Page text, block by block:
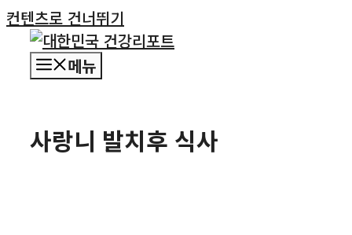
컨텐츠로 건너뛰기
메뉴
사랑니 발치후 식사